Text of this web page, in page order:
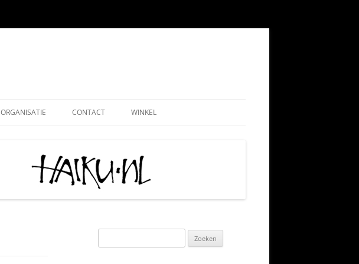
ORGANISATIE
HAIKU STICHTING NEDERLAND
MONOKU HAIKUWEDSTRIJD: PAUL
MERCKEN AANMOEDIGINGSPRIJS
CONTACT
LEDENADMINISTRATIE
LIDMAATSCHAP
WINKEL
MIJN ACCOUNT
CONTRIBUTIE HKN
naar: